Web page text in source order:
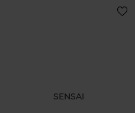
SENSAI